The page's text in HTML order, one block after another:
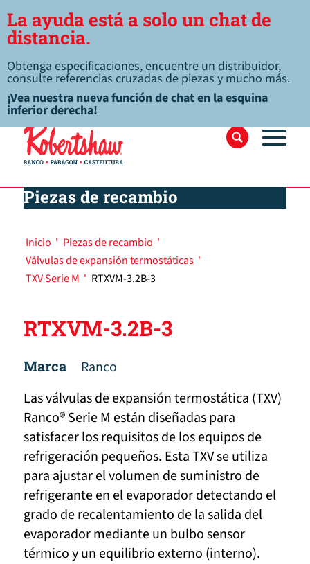
La ayuda está a solo un chat de
distancia.
Obtenga especificaciones, encuentre un distribuidor,
consulte referencias cruzadas de piezas y mucho más.
¡Vea nuestra nueva función de chat en la esquina
inferior derecha!
Piezas de recambio
Inicio ' Piezas de recambio '
Válvulas de expansión termostáticas '
TXV Serie M ' RTXVM-3.2B-3
RTXVM-3.2B-3
Marca
Ranco
Las válvulas de expansión termostática (TXV)
Ranco® Serie M están diseñadas para
satisfacer los requisitos de los equipos de
refrigeración pequeños. Esta TXV se utiliza
para ajustar el volumen de suministro de
refrigerante en el evaporador detectando el
grado de recalentamiento de la salida del
evaporador mediante un bulbo sensor
térmico y un equilibrio externo (interno).